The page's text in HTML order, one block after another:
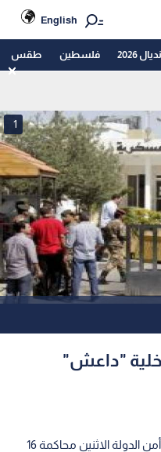
English
2026 فلسطين طقس
1
خلية "داعش"
رؤيا - ليندا المعايعة - باشرت محكمة أمن الدولة الاثنين محاكمة 16